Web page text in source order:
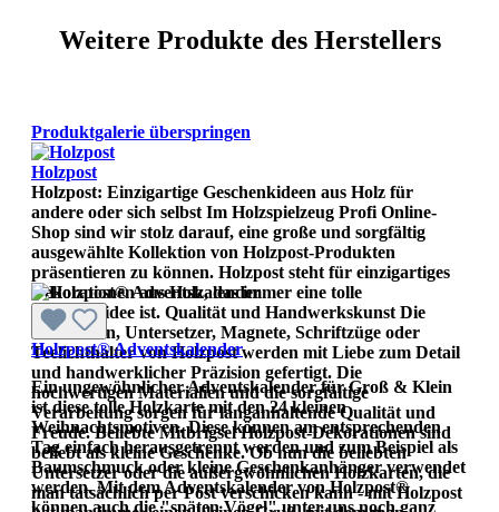
Weitere Produkte des Herstellers
Produktgalerie überspringen
Holzpost
Holzpost: Einzigartige Geschenkideen aus Holz für
andere oder sich selbst Im Holzspielzeug Profi Online-
Shop sind wir stolz darauf, eine große und sorgfältig
ausgewählte Kollektion von Holzpost-Produkten
präsentieren zu können. Holzpost steht für einzigartiges
Dekorationen aus Holz, das immer eine tolle
Geschenkidee ist. Qualität und Handwerkskunst Die
Holzkarten, Untersetzer, Magnete, Schriftzüge oder
Teelichthalter von Holzpost werden mit Liebe zum Detail
und handwerklicher Präzision gefertigt. Die
hochwertigen Materialien und die sorgfältige
Verarbeitung sorgen für langanhaltende Qualität und
Freude. Beliebte Mitbrigsel Holzpost-Dekorationen sind
beliebt als kleine Geschenke. Ob nun die beliebten
Untersetzer oder die außergwöhnlichen Holzkarten, die
man tatsächlich per Post verschicken kann - mit Holzpost
Holzpost® Adventskalender
Ein ungewöhnlicher Adventskalender für Groß & Klein
ist diese tolle Holzkarte mit den 24 kleinen
Weihnachtsmotiven. Diese können am entsprechenden
Tag einfach herausgetrennt werden und zum Beispiel als
Baumschmuck oder kleine Geschenkanhänger verwendet
werden. Mit dem Adventskalender von Holzpost®
können auch die "späten Vögel" unter uns noch ganz